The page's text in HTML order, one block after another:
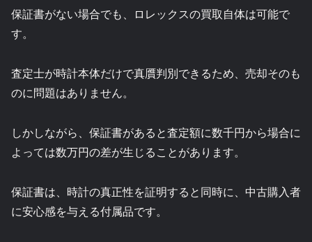
保証書がない場合でも、ロレックスの買取自体は可能で
す。
査定士が時計本体だけで真贋判別できるため、売却そのも
のに問題はありません。
しかしながら、保証書があると査定額に数千円から場合に
よっては数万円の差が生じることがあります。
保証書は、時計の真正性を証明すると同時に、中古購入者
に安心感を与える付属品です。